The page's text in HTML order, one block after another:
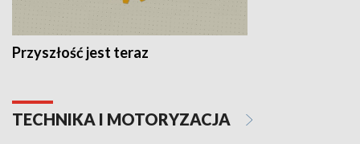
Przyszłość jest teraz
TECHNIKA I MOTORYZACJA